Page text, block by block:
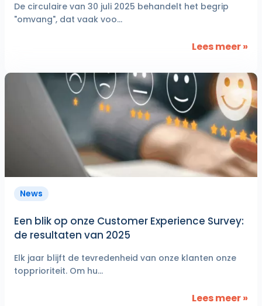
De circulaire van 30 juli 2025 behandelt het begrip
"omvang", dat vaak voo...
Lees meer »
News
Een blik op onze Customer Experience Survey:
de resultaten van 2025
Elk jaar blijft de tevredenheid van onze klanten onze
topprioriteit. Om hu...
Lees meer »